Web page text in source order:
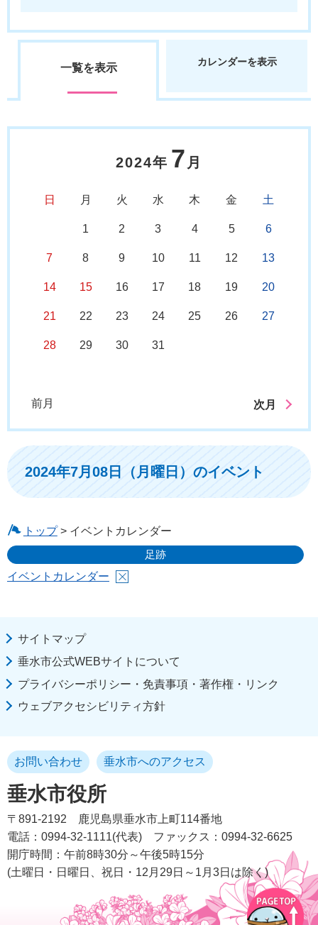
一覧を表示 カレンダーを表示
2024年 7 月
日 月 火 水 木 金 土
1 2 3 4 5 6
7 8 9 10 11 12 13
14 15 16 17 18 19 20
21 22 23 24 25 26 27
28 29 30 31
前月 次月
2024年7月08日（月曜日）のイベント
トップ> イベントカレンダー
足跡
イベントカレンダー
サイトマップ
垂水市公式WEBサイトについて
プライバシーポリシー・免責事項・著作権・リンク
ウェブアクセシビリティ方針
垂水市役所
お問い合わせ 垂水市へのアクセス
〒891-2192
鹿児島県垂水市上町114番地
電話：0994-32-1111(代表)
ファックス：0994-32-6625
開庁時間：午前8時30分～午後5時15分
(土曜日・日曜日、祝日・12月29日～1月3日は除く)